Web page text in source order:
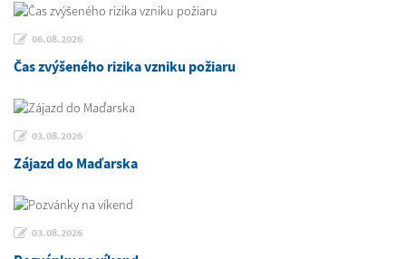
06.08.2026
Čas zvýšeného rizika vzniku požiaru
03.08.2026
Zájazd do Maďarska
03.08.2026